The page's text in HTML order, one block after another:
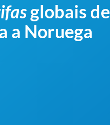
globais de
a Noruega